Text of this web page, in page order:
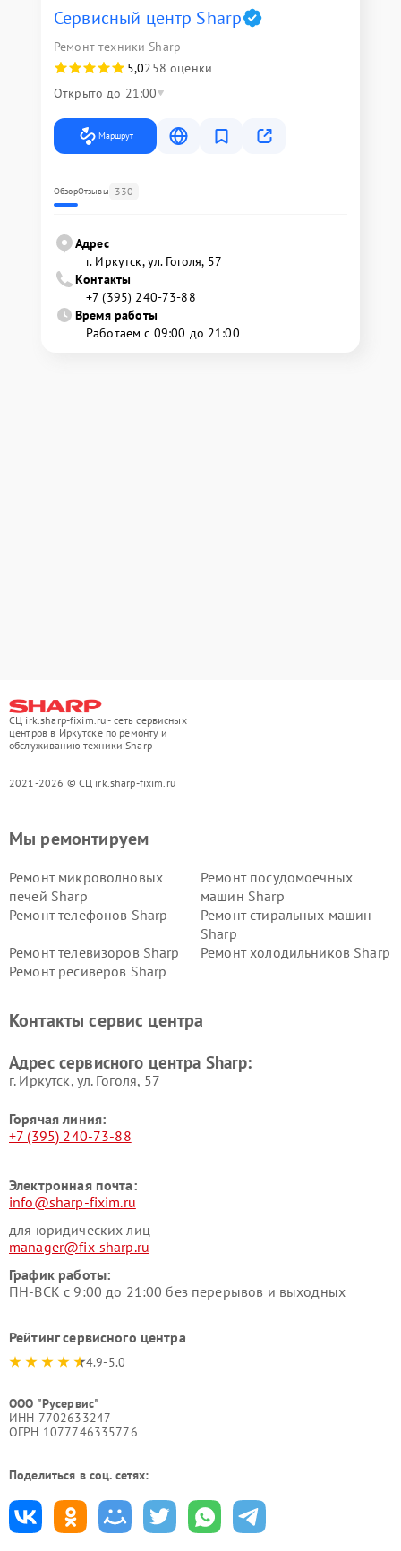
Сервисный центр Sharp
Ремонт техники Sharp
5,0258 оценки
Открыто до 21:00
Маршрут
ОбзорОтзывы 330
Адрес
г. Иркутск, ул. ​Гоголя, 57
Контакты
+7 (395) 240-73-88
Время работы
Работаем с 09:00 до 21:00
СЦ irk.sharp-fixim.ru - сеть сервисных
центров в Иркутске по ремонту и
обслуживанию техники Sharp
2021-2026 © СЦ irk.sharp-fixim.ru
Мы ремонтируем
Ремонт микроволновых
печей Sharp
Ремонт посудомоечных
машин Sharp
Ремонт телефонов Sharp
Ремонт стиральных машин
Sharp
Ремонт телевизоров Sharp
Ремонт холодильников Sharp
Ремонт ресиверов Sharp
Контакты сервис центра
Адрес сервисного центра Sharp:
г. Иркутск, ул. ​Гоголя, 57
Горячая линия:
+7 (395) 240-73-88
Электронная почта:
info@sharp-fixim.ru
для юридических лиц
manager@fix-sharp.ru
График работы:
ПН-ВСК с 9:00 до 21:00 без перерывов и выходных
Рейтинг сервисного центра
4.9-5.0
ООО "Русервис"
ИНН 7702633247
ОГРН 1077746335776
Поделиться в соц. сетях: